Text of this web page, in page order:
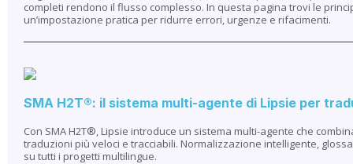
completi rendono il flusso complesso. In questa pagina trovi le
un’impostazione pratica per ridurre errori, urgenze e rifacimenti.
SMA H2T®: il sistema multi-agente di Lipsie per
Con SMA H2T®, Lipsie introduce un sistema multi-agente che
traduzioni più veloci e tracciabili. Normalizzazione intelligente,
su tutti i progetti multilingue.